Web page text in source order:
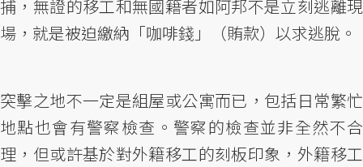
捕，無證的移工和無國籍者如阿邦不是立刻逃離現
場，就是被迫繳納「咖啡錢」（賄款）以求逃脫。
突擊之地不一定是組屋或公寓而已，包括日常繁忙
地點也會有警察檢查。警察的檢查並非全然不合
理，但或許基於對外籍移工的刻板印象，外籍移工